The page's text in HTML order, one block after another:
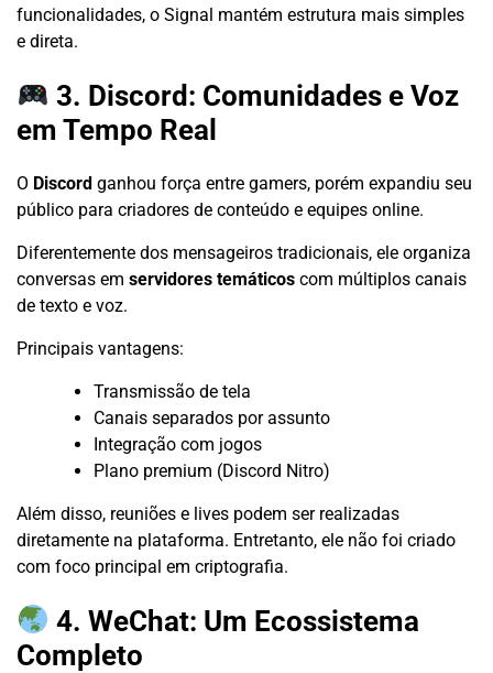
funcionalidades, o Signal mantém estrutura mais simples
e direta.
3. Discord: Comunidades e Voz
em Tempo Real
O Discord ganhou força entre gamers, porém expandiu seu
público para criadores de conteúdo e equipes online.
Diferentemente dos mensageiros tradicionais, ele organiza
conversas em servidores temáticos com múltiplos canais
de texto e voz.
Principais vantagens:
Transmissão de tela
Canais separados por assunto
Integração com jogos
Plano premium (Discord Nitro)
Além disso, reuniões e lives podem ser realizadas
diretamente na plataforma. Entretanto, ele não foi criado
com foco principal em criptografia.
4. WeChat: Um Ecossistema
Completo